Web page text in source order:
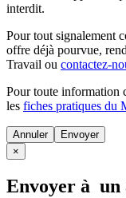
interdit.
Pour tout signalement
offre déjà pourvue,
Travail ou contactez-
Pour toute information
les fiches pratiques du
Annuler
×
Envoyer à un